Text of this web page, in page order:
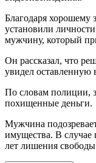
Благодаря хорошему
установили
мужчину, который
Он рассказал, что
увидел оставленную
По словам полиции,
похищенные деньги.
Мужчина
имущества. В случае
лет лишения